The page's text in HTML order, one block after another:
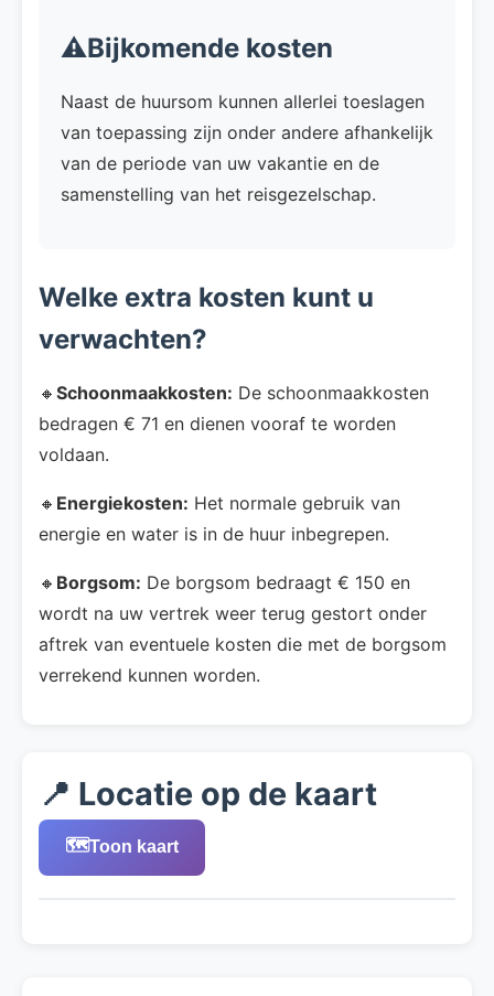
⚠️Bijkomende kosten
Naast de huursom kunnen allerlei toeslagen
van toepassing zijn onder andere afhankelijk
van de periode van uw vakantie en de
samenstelling van het reisgezelschap.
Welke extra kosten kunt u
verwachten?
🔸 Schoonmaakkosten: De schoonmaakkosten
bedragen € 71 en dienen vooraf te worden
voldaan.
🔸 Energiekosten: Het normale gebruik van
energie en water is in de huur inbegrepen.
🔸 Borgsom: De borgsom bedraagt € 150 en
wordt na uw vertrek weer terug gestort onder
aftrek van eventuele kosten die met de borgsom
verrekend kunnen worden.
📍 Locatie op de kaart
🗺️Toon kaart